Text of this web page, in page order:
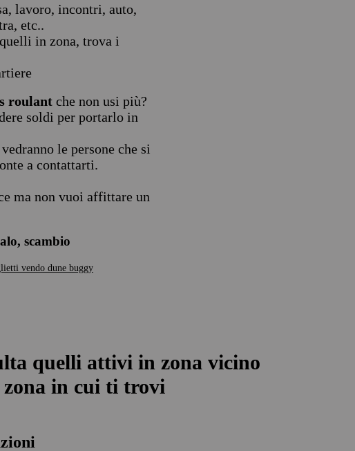
lavoro, incontri, auto,
etc..
in zona, trova i
roulant che non usi più?
soldi per portarlo in
le persone che si
a contattarti.
ma non vuoi affittare un
scambio
vendo dune buggy
quelli attivi in zona vicino
zona in cui ti trovi